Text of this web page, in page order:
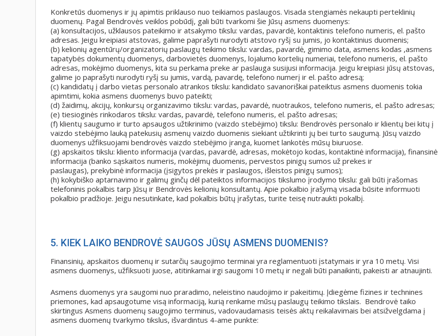
Konkretūs duomenys ir jų apimtis priklauso nuo teikiamos paslaugos. Visada stengiamės nekaupti perteklinių
duomenų. Pagal Bendrovės veiklos pobūdį, gali būti tvarkomi šie Jūsų asmens duomenys:
(a) konsultacijos, užklausos pateikimo ir atsakymo tikslu: vardas, pavardė, kontaktinis telefono numeris, el. pašto
adresas. Jeigu kreipiasi atstovas, galime paprašyti nurodyti atstovo ryšį su jumis, jo kontaktinius duomenis;
(b) kelionių agentūrų/organizatorių paslaugų teikimo tikslu: vardas, pavardė, gimimo data, asmens kodas ,asmens
tapatybės dokumentų duomenys, darbovietės duomenys, lojalumo kortelių numeriai, telefono numeris, el. pašto
adresas, mokėjimo duomenys, kita su perkama preke ar paslauga susijusi informacija. Jeigu kreipiasi jūsų atstovas,
galime jo paprašyti nurodyti ryšį su jumis, vardą, pavardę, telefono numerį ir el. pašto adresą;
(c) kandidatų į darbo vietas personalo atrankos tikslu: kandidato savanoriškai pateiktus asmens duomenis tokia
apimtimi, kokia asmens duomenys buvo pateikti;
(d) žaidimų, akcijų, konkursų organizavimo tikslu: vardas, pavardė, nuotraukos, telefono numeris, el. pašto adresas;
(e) tiesioginės rinkodaros tikslu: vardas, pavardė, telefono numeris, el. pašto adresas;
(f) klientų saugumo ir turto apsaugos užtikrinimo (vaizdo stebėjimo) tikslu: Bendrovės personalo ir klientų bei kitų į
vaizdo stebėjimo lauką patekusių asmenų vaizdo duomenis siekiant užtikrinti jų bei turto saugumą. Jūsų vaizdo
duomenys užfiksuojami bendrovės vaizdo stebėjimo įranga, kuomet lankotės mūsų biuruose.
(g) apskaitos tikslu: kliento informacija (vardas, pavardė, adresas, mokėtojo kodas, kontaktinė informacija), finansinė
informacija (banko sąskaitos numeris, mokėjimų duomenis, pervestos pinigų sumos už prekes ir
paslaugas), prekybinė informacija (įsigytos prekės ir paslaugos, išleistos pinigų sumos);
(h) kokybiško aptarnavimo ir galimų ginčų dėl pateiktos informacijos tikslumo įrodymo tikslu: gali būti įrašomas
telefoninis pokalbis tarp Jūsų ir Bendrovės kelionių konsultantų. Apie pokalbio įrašymą visada būsite informuoti
pokalbio pradžioje. Jeigu nesutinkate, kad pokalbis būtų įrašytas, turite teisę nutraukti pokalbį.
5. KIEK LAIKO BENDROVĖ SAUGOS JŪSŲ ASMENS DUOMENIS?
Finansinių, apskaitos duomenų ir sutarčių saugojimo terminai yra reglamentuoti įstatymais ir yra 10 metų. Visi
asmens duomenys, užfiksuoti juose, atitinkamai irgi saugomi 10 metų ir negali būti panaikinti, pakeisti ar atnaujinti.
Asmens duomenys yra saugomi nuo praradimo, neleistino naudojimo ir pakeitimų. Įdiegėme fizines ir technines
priemones, kad apsaugotume visą informaciją, kurią renkame mūsų paslaugų teikimo tikslais. Bendrovė taiko
skirtingus Asmens duomenų saugojimo terminus, vadovaudamasis teisės aktų reikalavimais bei atsižvelgdama į
asmens duomenų tvarkymo tikslus, išvardintus 4-ame punkte: